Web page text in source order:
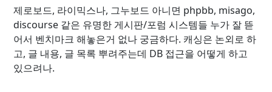
제로보드, 라이믹스나, 그누보드 아니면 phpbb, misago,
discourse 같은 유명한 게시판/포럼 시스템들 누가 잘 뜯
어서 벤치마크 해놓은거 없나 궁금하다. 캐싱은 논외로 하
고, 글 내용, 글 목록 뿌려주는데 DB 접근을 어떻게 하고
있으려나.